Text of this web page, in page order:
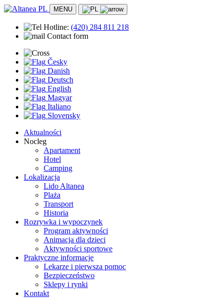
MENU
Hotline: (420) 284 811 218
Contact form
Česky
Danish
Deutsch
English
Magyar
Italiano
Slovensky
Aktualności
Nocleg
Apartament
Hotel
Camping
Lokalizacja
Lido Altanea
Plaża
Transport
Historia
Rozrywka i wypoczynek
Program aktywności
Animacja dla dzieci
Aktywności sportowe
Praktyczne informacje
Lekarze i pierwsza pomoc
Bezpieczeństwo
Sklepy i rynki
Kontakt